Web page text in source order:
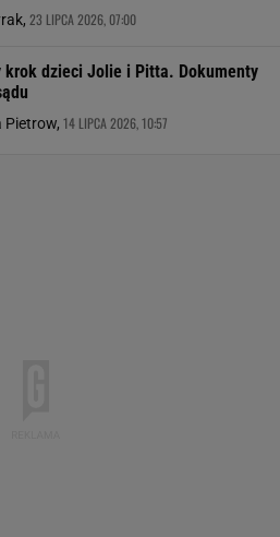
23 LIPCA 2026, 07:00
krok dzieci Jolie i Pitta. Dokumenty
Pietrow, 14 LIPCA 2026, 10:57